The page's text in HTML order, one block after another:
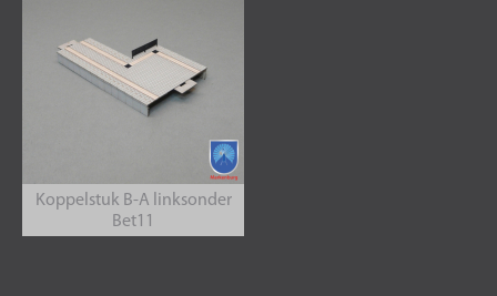
Koppelstuk B-A linksonder
Bet11